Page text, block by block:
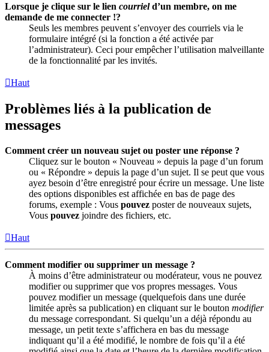
Lorsque je clique sur le lien courrield’un membre, on me
demande de me connecter !?
Seuls les membres peuvent s’envoyer des courriels via le
formulaire intégré (si la fonction a été activée par
l’administrateur). Ceci pour empêcher l’utilisation malveillante
de la fonctionnalité par les invités.
Haut
Problèmes liés à la publication de
messages
Comment créer un nouveau sujet ou poster une réponse ?
Cliquez sur le bouton « Nouveau » depuis la page d’un forum
ou « Répondre » depuis la page d’un sujet. Il se peut que vous
ayez besoin d’être enregistré pour écrire un message. Une liste
des options disponibles est affichée en bas de page des
forums, exemple : Vous pouvez poster de nouveaux sujets,
Vous pouvez joindre des fichiers, etc.
Haut
Comment modifier ou supprimer un message ?
À moins d’être administrateur ou modérateur, vous ne pouvez
modifier ou supprimer que vos propres messages. Vous
pouvez modifier un message (quelquefois dans une durée
limitée après sa publication) en cliquant sur le bouton modifier
du message correspondant. Si quelqu’un a déjà répondu au
message, un petit texte s’affichera en bas du message
indiquant qu’il a été modifié, le nombre de fois qu’il a été